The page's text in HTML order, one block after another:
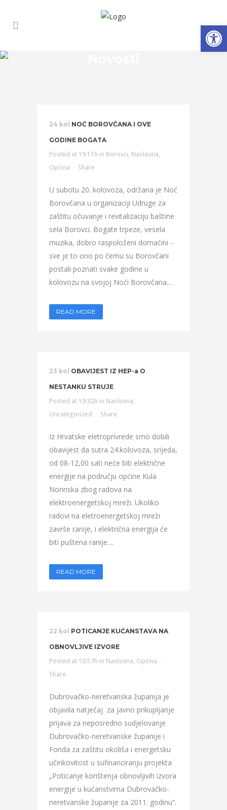
24 kol NOĆ BOROVČANA I OVE
GODINE BOGATA
Posted at 19:11h in Borovci, Naslovna,
Općina
Share
U subotu 20. kolovoza, održana je Noć
Borovčana u organizaciji Udruge za
zaštitu očuvanje i revitalizaciju baštine
sela Borovci. Bogate trpeze, vesela
muzika, dobro raspoloženi domaćini -
sve je to ono po čemu su Borovčani
postali poznati svake godine u
kolovozu na svojoj Noći Borovčana....
READ MORE
23 kol OBAVIJEST IZ HEP-a O
NESTANKU STRUJE
Posted at 19:32h in Naslovna,
Uncategorized
Share
Iz Hrvatske eletroprivrede smo dobili
obavijest da sutra 24.kolovoza, srijeda,
od 08-12,00 sati neće biti električne
energije na području općine Kula
Norinska zbog radova na
elektroenergetskoj mreži. Ukoliko
radovi na eletroenergetskoj mreži
završe ranije, i električna energija će
biti puštena ranije....
READ MORE
22 kol POTICANJE KUĆANSTAVA NA
OBNOVLJIVE IZVORE
Posted at 10:57h in Naslovna, Općina
Share
Dubrovačko-neretvanska županija je
objavila natječaj za javno prikupljanje
prijava za neposredno sudjelovanje
Dubrovačko-neretvanske županije i
Fonda za zaštitu okoliša i energetsku
učinkovitost u sufinanciranju projekta
„Poticanje korištenja obnovljivih izvora
energije u kućanstvima Dubrovačko-
neretvanske županije za 2011. godinu“.